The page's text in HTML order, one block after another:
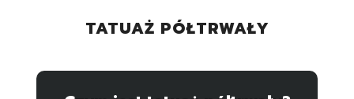
TATUAŻ PÓŁTRWAŁY